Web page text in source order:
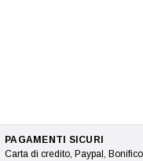
PAGAMENTI SICURI
Carta di credito, Paypal, Bonifico